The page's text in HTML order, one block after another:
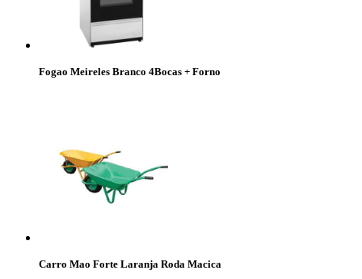
Fogao Meireles Branco 4Bocas + Forno
Carro Mao Forte Laranja Roda Macica